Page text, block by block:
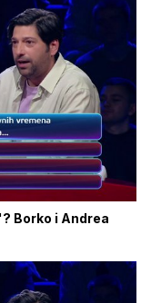
Borko i Andrea